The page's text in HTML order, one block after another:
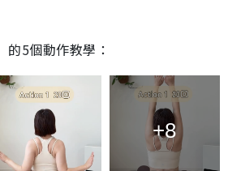
的5個動作教學：
+8